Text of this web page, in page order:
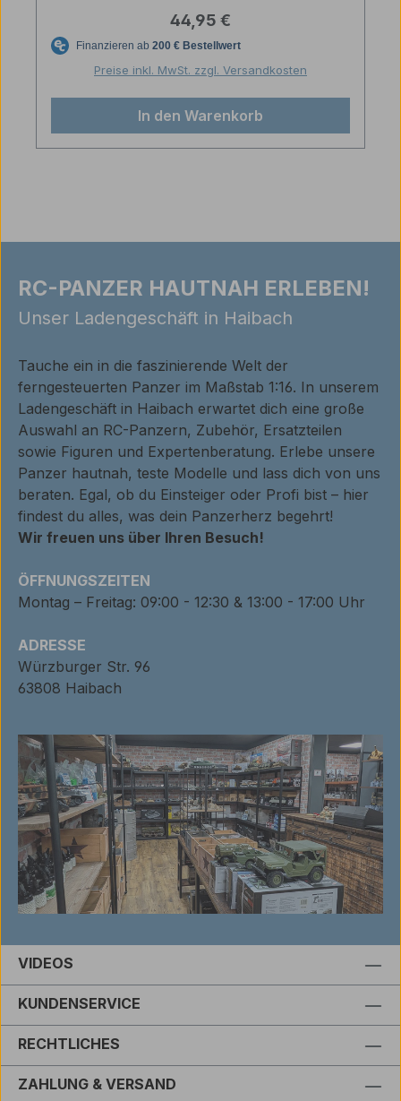
Regulärer Preis:
44,95 €
Preise inkl. MwSt. zzgl. Versandkosten
In den Warenkorb
RC-PANZER HAUTNAH ERLEBEN!
Unser Ladengeschäft in Haibach
Tauche ein in die faszinierende Welt der
ferngesteuerten Panzer im Maßstab 1:16. In unserem
Ladengeschäft in Haibach erwartet dich eine große
Auswahl an RC-Panzern, Zubehör, Ersatzteilen
sowie Figuren und Expertenberatung. Erlebe unsere
Panzer hautnah, teste Modelle und lass dich von uns
beraten. Egal, ob du Einsteiger oder Profi bist – hier
findest du alles, was dein Panzerherz begehrt!
Wir freuen uns über Ihren Besuch!
ÖFFNUNGSZEITEN
Montag – Freitag: 09:00 - 12:30 & 13:00 - 17:00 Uhr
ADRESSE
Würzburger Str. 96
63808 Haibach
VIDEOS
KUNDENSERVICE
RECHTLICHES
ZAHLUNG & VERSAND